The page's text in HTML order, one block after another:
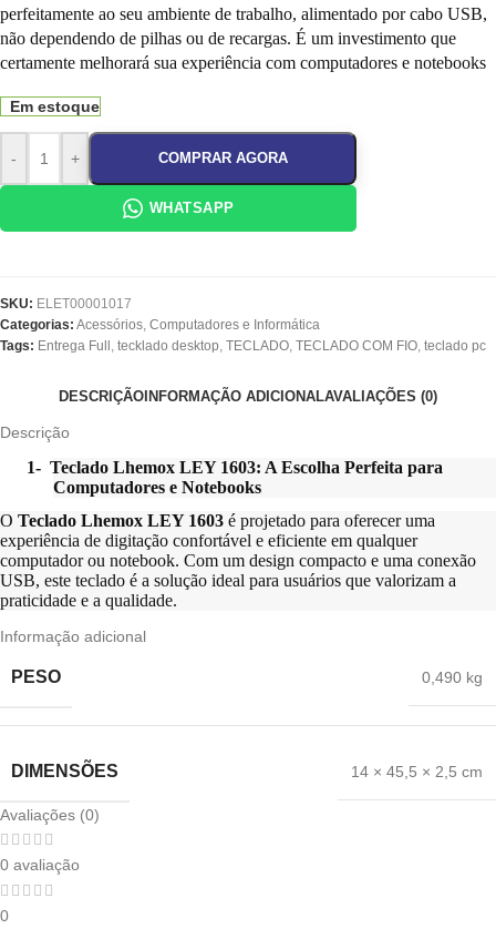
perfeitamente ao seu ambiente de trabalho, alimentado por cabo USB,
não dependendo de pilhas ou de recargas. É um investimento que
certamente melhorará sua experiência com computadores e notebooks
Em estoque
- + COMPRAR AGORA
WHATSAPP
SKU: ELET00001017
Categorias: Acessórios, Computadores e Informática
Tags: Entrega Full , tecklado desktop, TECLADO, TECLADO COM FIO, teclado pc
DESCRIÇÃO INFORMAÇÃO ADICIONALAVALIAÇÕES (0)
Descrição
1- Teclado Lhemox LEY 1603: A Escolha Perfeita para
Computadores e Notebooks
O Teclado Lhemox LEY 1603 é projetado para oferecer uma
experiência de digitação confortável e eficiente em qualquer
computador ou notebook. Com um design compacto e uma conexão
USB, este teclado é a solução ideal para usuários que valorizam a
praticidade e a qualidade.
Informação adicional
PESO 0,490 kg
DIMENSÕES 14 × 45,5 × 2,5 cm
Avaliações (0)
0 avaliação
0